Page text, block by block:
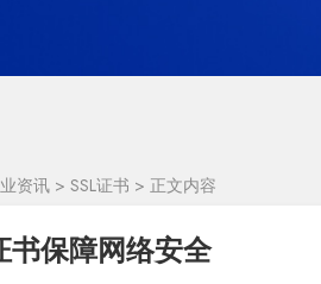
资讯 > SSL证书 > 正文内容
书保障网络安全